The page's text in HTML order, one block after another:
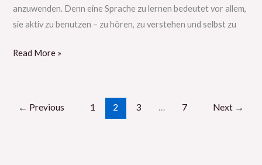
anzuwenden. Denn eine Sprache zu lernen bedeutet vor allem,
sie aktiv zu benutzen – zu hören, zu verstehen und selbst zu
Read More »
← Previous 1 2 3 … 7 Next →